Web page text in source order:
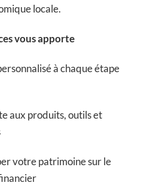
locale.
vous apporte
à chaque étape
aux produits, outils et
votre patrimoine sur le